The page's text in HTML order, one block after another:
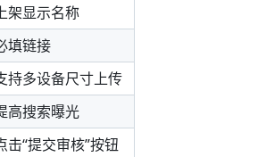
架显示名称
填链接
持多设备尺寸上传
高搜索曝光
击“提交审核”按钮